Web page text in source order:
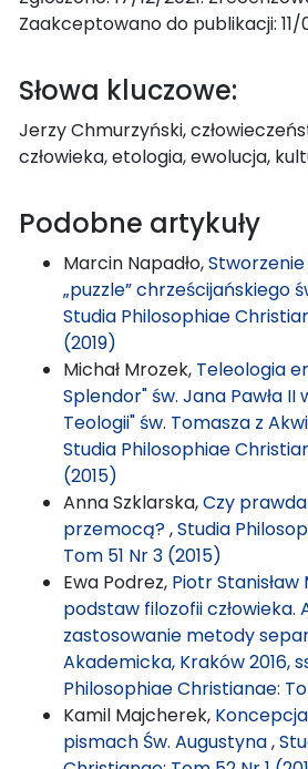
Zaakceptowano do publikacji:
Słowa kluczowe:
Jerzy Chmurzyński,
człowieka, etologia, ewolucja,
Podobne artykuły
Marcin Napadło,
„puzzle” chrześcijańskiego
Studia Philosophiae
(2019)
Michał Mrozek, Teleologia
Splendor" św. Jana Pawła II
Teologii" św. Tomasza z
Studia Philosophiae
(2015)
Anna Szklarska,Czy
przemocą?,Studia
Tom 51 Nr 3 (2015)
Ewa Podrez, Piotr Stanisław
podstaw filozofii
zastosowanie metody
Akademicka, Kraków 2016,
Philosophiae Christianae:
Kamil Majcherek,
pismach Św. Augustyna,